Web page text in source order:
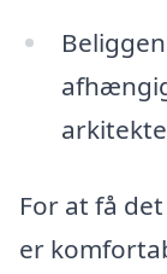
For at få
er